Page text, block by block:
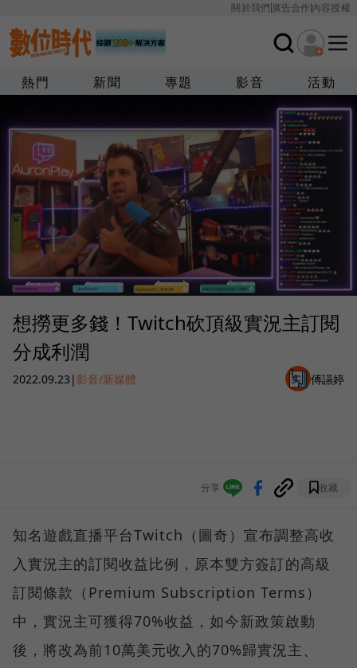
關於我們廣告合作內容授權
熱門 新聞 專題 影音 活動
想撈更多錢！Twitch砍頂級實況主訂閱
分成利潤
2022.09.23 | 影音/新媒體 傅讌婷
分享 收藏
知名遊戲直播平台Twitch（圖奇）宣布調整高收
入實況主的訂閱收益比例，原本雙方簽訂的高級
訂閱條款（Premium Subscription Terms）
中，實況主可獲得70%收益，如今新政策啟動
後，將改為前10萬美元收入的70%歸實況主、